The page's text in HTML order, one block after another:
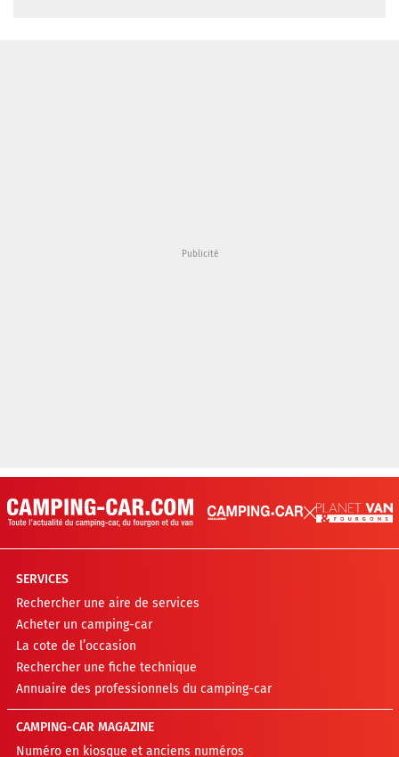
SERVICES
Rechercher une aire de services
Acheter un camping-car
La cote de l’occasion
Rechercher une fiche technique
Annuaire des professionnels du camping-car
CAMPING-CAR MAGAZINE
Numéro en kiosque et anciens numéros